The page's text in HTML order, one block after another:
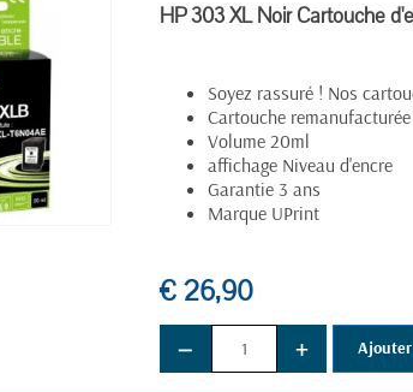
HP 303 XL Noir Cartouche
Soyez rassuré ! Nos
Cartouche
Volume 20ml
affichage Niveau d'encre
Garantie 3 ans
Marque UPrint
€ 26,90
− +